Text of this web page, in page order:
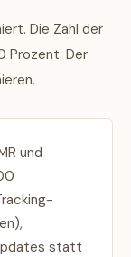
Die Zahl der
Prozent. Der
und
statt